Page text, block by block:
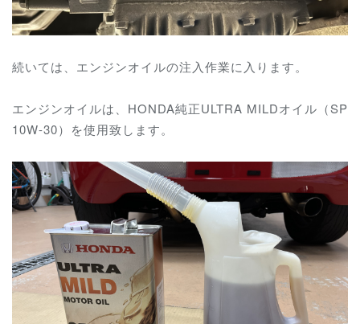
続いては、エンジンオイルの注入作業に入ります。
エンジンオイルは、HONDA純正ULTRA MILDオイル（SP
10W-30）を使用致します。